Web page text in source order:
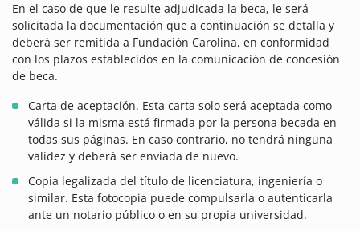
En el caso de que le resulte adjudicada la beca, le será
solicitada la documentación que a continuación se detalla y
deberá ser remitida a Fundación Carolina, en conformidad
con los plazos establecidos en la comunicación de concesión
de beca.
Carta de aceptación. Esta carta solo será aceptada como
válida si la misma está firmada por la persona becada en
todas sus páginas. En caso contrario, no tendrá ninguna
validez y deberá ser enviada de nuevo.
Copia legalizada del título de licenciatura, ingeniería o
similar. Esta fotocopia puede compulsarla o autenticarla
ante un notario público o en su propia universidad.